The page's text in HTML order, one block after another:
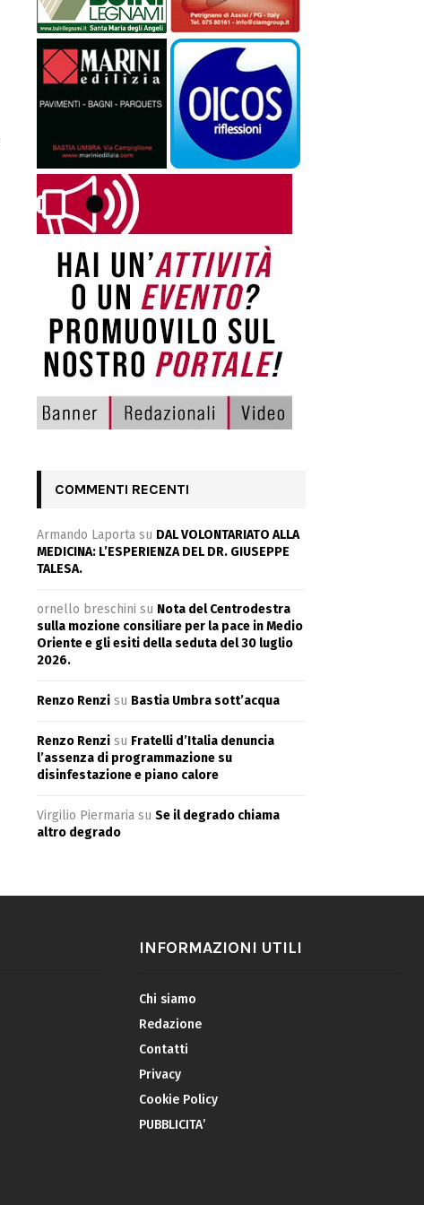
COMMENTI RECENTI
Armando Laporta su DAL VOLONTARIATO ALLA
MEDICINA: L’ESPERIENZA DEL DR. GIUSEPPE
TALESA.
ornello breschini su Nota del Centrodestra
sulla mozione consiliare per la pace in Medio
Oriente e gli esiti della seduta del 30 luglio
2026.
Renzo Renzi su Bastia Umbra sott’acqua
Renzo Renzi su Fratelli d’Italia denuncia
l’assenza di programmazione su
disinfestazione e piano calore
Virgilio Piermaria su Se il degrado chiama
altro degrado
INFORMAZIONI UTILI
Chi siamo
Redazione
Contatti
Privacy
Cookie Policy
PUBBLICITA’